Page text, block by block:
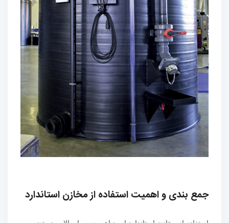
جمع بندی و اهمیت استفاده از مخازن استاندارد